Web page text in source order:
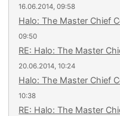
16.06.2014, 09:58
Halo: The Master Chief
09:50
RE: Halo: The Master
20.06.2014, 10:24
Halo: The Master Chief
10:38
RE: Halo: The Master